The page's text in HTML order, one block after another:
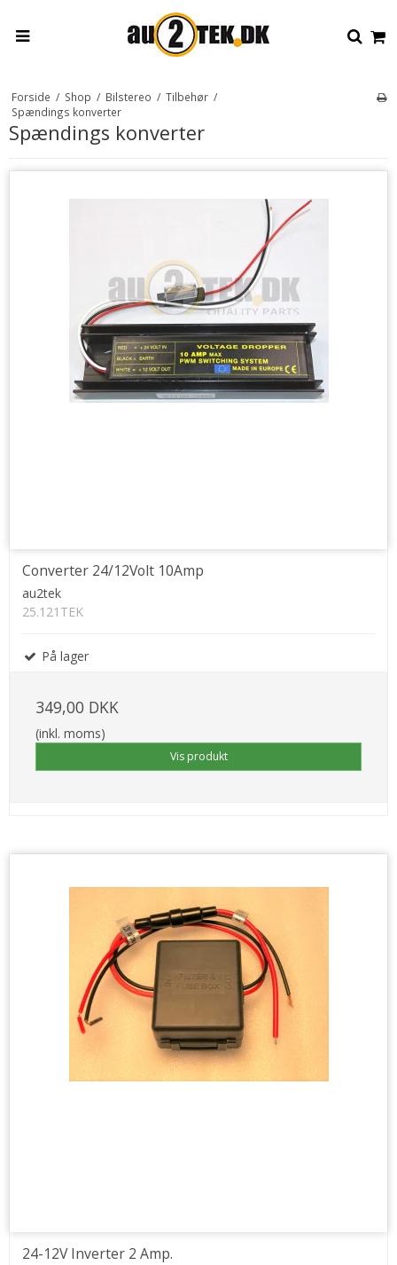
Forside / Shop / Bilstereo / Tilbehør /
Spændings konverter
Spændings konverter
Converter 24/12Volt 10Amp
au2tek
25.121TEK
På lager
349,00 DKK
(inkl. moms)
Vis produkt
24-12V Inverter 2 Amp.